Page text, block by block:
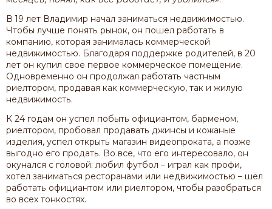
В 19 лет Владимир начал заниматься недвижимостью.
Чтобы лучше понять рынок, он пошел работать в
компанию, которая занималась коммерческой
недвижимостью. Благодаря поддержке родителей, в 20
лет он купил свое первое коммерческое помещение.
Одновременно он продолжал работать частным
риелтором, продавая как коммерческую, так и жилую
недвижимость.
К 24 годам он успел побыть официантом, барменом,
риелтором, пробовал продавать джинсы и кожаные
изделия, успел открыть магазин видеопроката, а позже
выгодно его продать. Во все, что его интересовало, он
окунался с головой: любил футбол – играл как профи,
хотел заниматься ресторанами или недвижимостью – шёл
работать официантом или риелтором, чтобы разобраться
во всех тонкостях.